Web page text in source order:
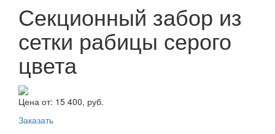
Секционный забор из
сетки рабицы серого
цвета
Цена от: 15 400, руб.
Заказать